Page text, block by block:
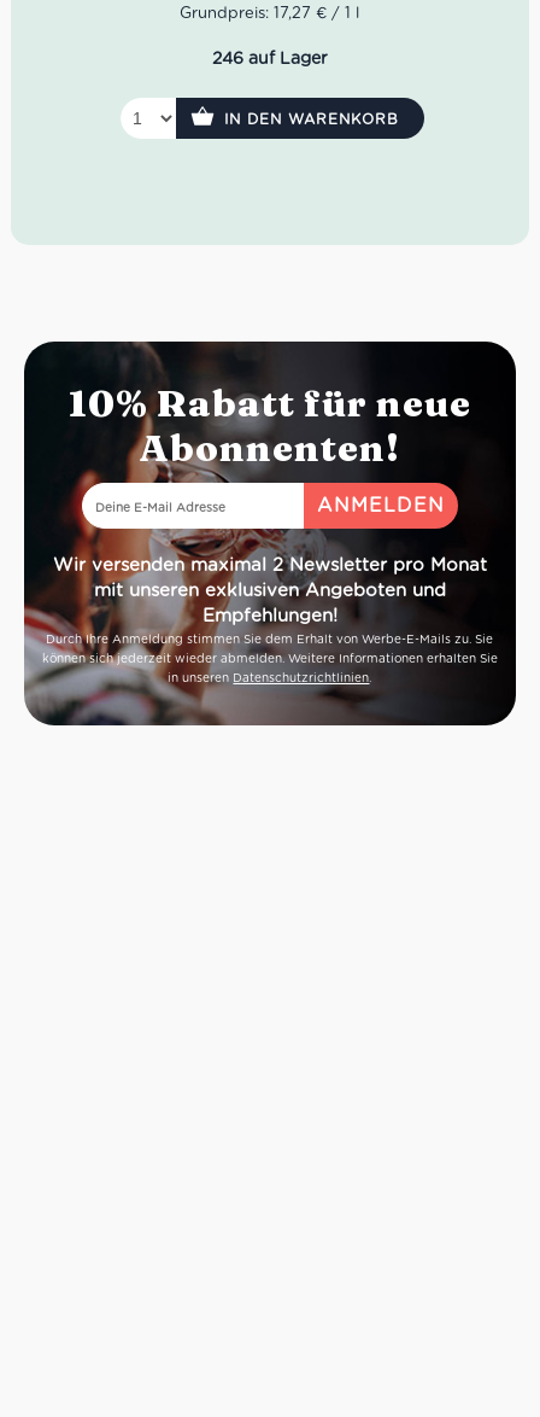
Grundpreis: 17,27 € / 1 l
246 auf Lager
IN DEN WARENKORB
10% Rabatt für neue
Abonnenten!
Wir versenden maximal 2 Newsletter pro Monat
mit unseren exklusiven Angeboten und
Empfehlungen!
Durch Ihre Anmeldung stimmen Sie dem Erhalt von Werbe-E-Mails zu. Sie
können sich jederzeit wieder abmelden. Weitere Informationen erhalten Sie
in unseren Datenschutzrichtlinien